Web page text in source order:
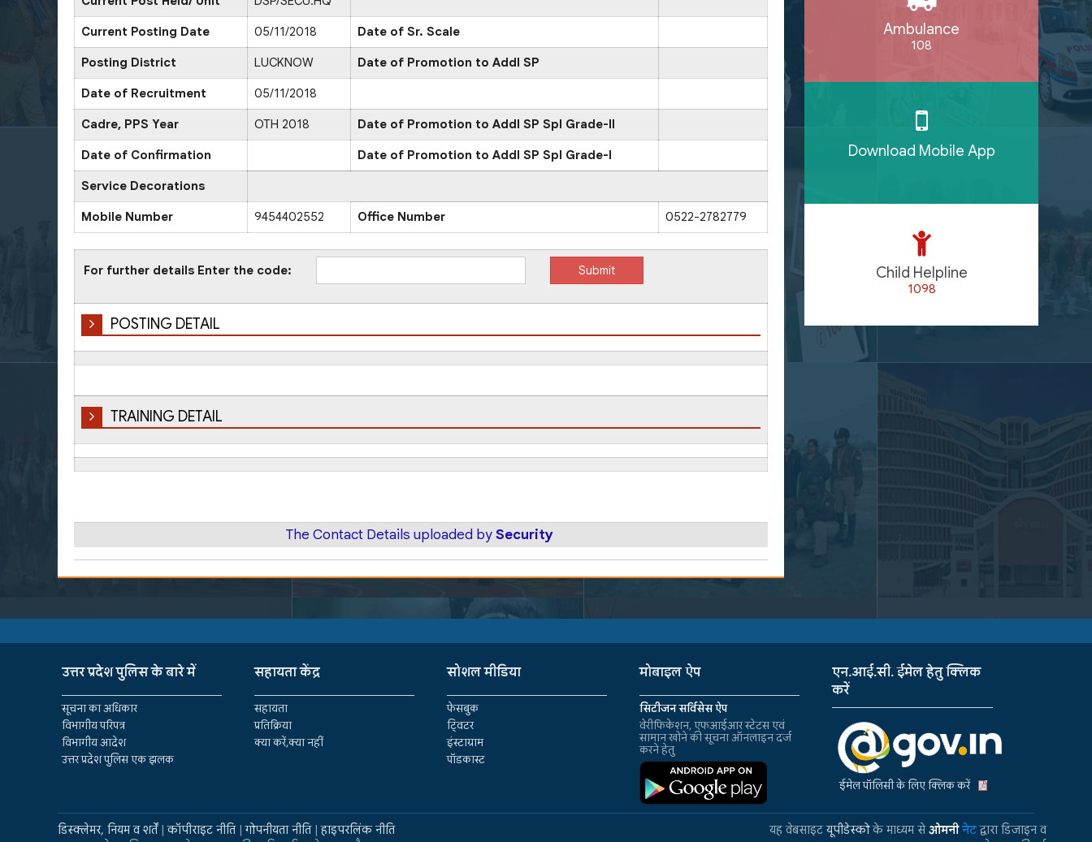
Current Posting Date 05/11/2018 Date of Sr. Scale
Posting District LUCKNOW Date of Promotion to Addl SP
Date of Recruitment 05/11/2018
Cadre, PPS Year OTH 2018 Date of Promotion to Addl SP Spl Grade-II
Date of Confirmation Date of Promotion to Addl SP Spl Grade-I
Service Decorations
Mobile Number 9454402552 Office Number 0522-2782779
For further details Enter the code:
POSTING DETAIL
TRAINING DETAIL
The Contact Details uploaded bySecurity
Ambulance
108
Download Mobile App
Child Helpline
1098
उत्तर प्रदेश पुलिस के बारे में
सूचना का अधिकार
विभागीय परिपत्र
विभागीय आदेश
उत्तर प्रदेश पुलिस एक झलक
सहायता केंद्र
सहायता
प्रतिक्रिया
क्या करें,क्या नहीं
सोशल मीडिया
फेसबुक
ट्विटर
इंस्टाग्राम
पॉडकास्ट
मोबाइल ऐप
सिटीजन सर्विसेस ऐप
वेरीफिकेशन, एफआईआर स्टेटस एवं
सामान खोने की सूचना ऑनलाइन दर्ज
करने हेतु
एन.आई.सी. ईमेल हेतु क्लिक
करें
ईमेल पॉलिसी के लिए क्लिक करें
डिस्क्लेमर, नियम व शर्तें|कॉपीराइट नीति|गोपनीयता नीति|हाइपरलिंक नीति
यह वेबसाइटयूपीडेस्कोके माध्यम सेओमनीनेटद्वारा डिजाइन व